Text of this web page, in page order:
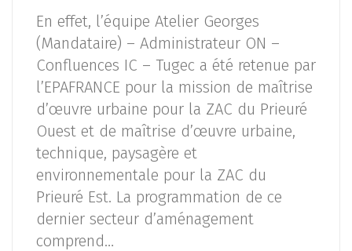
En effet, l’équipe Atelier Georges
(Mandataire) – Administrateur ON –
Confluences IC – Tugec a été retenue par
l’EPAFRANCE pour la mission de maîtrise
d’œuvre urbaine pour la ZAC du Prieuré
Ouest et de maîtrise d’œuvre urbaine,
technique, paysagère et
environnementale pour la ZAC du
Prieuré Est. La programmation de ce
dernier secteur d’aménagement
comprend…